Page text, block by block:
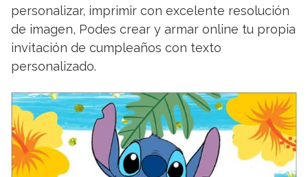
personalizar, imprimir con excelente resolución
de imagen, Podes crear y armar online tu propia
invitación de cumpleaños con texto
personalizado.